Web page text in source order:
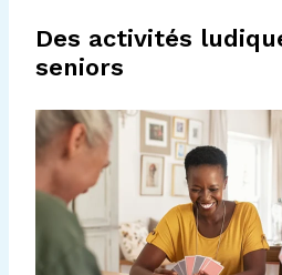
Des activités
seniors